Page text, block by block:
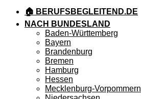
🏠 BERUFSBEGLEITEND.DE
NACH BUNDESLAND
Baden-Württemberg
Bayern
Brandenburg
Bremen
Hamburg
Hessen
Mecklenburg-Vorpommern